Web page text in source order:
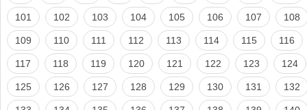
101 102 103 104 105 106 107 108
109 110 111 112 113 114 115 116
117 118 119 120 121 122 123 124
125 126 127 128 129 130 131 132